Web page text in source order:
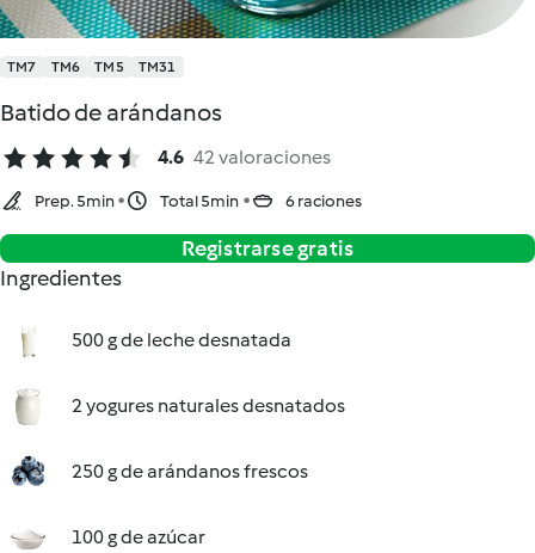
TM7 TM6 TM5 TM31
Batido de arándanos
4.6 42 valoraciones
Prep. 5min Total 5min 6 raciones
Registrarse gratis
Ingredientes
500 g de leche desnatada
2 yogures naturales desnatados
250 g de arándanos frescos
100 g de azúcar